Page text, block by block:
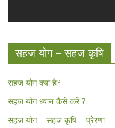
सहज योग – सहज कृषि
सहज योग क्या है?
सहज योग ध्यान कैसे करें ?
सहज योग – सहज कृषि – प्रेरणा